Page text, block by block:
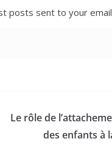
posts sent to your
Le rôle de
des enfants à